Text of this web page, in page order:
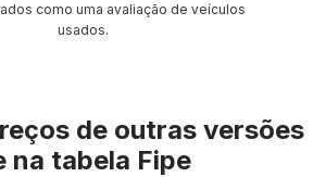
como uma avaliação de veículos
usados.
de outras versões
na tabela Fipe